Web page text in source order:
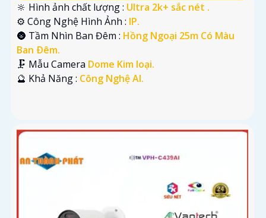
🔆 Hình ảnh chất lượng : Ultra 2k+ sắc nét .
⚙ Công Nghệ Hình Ảnh : IP.
🌚 Tầm Nhìn Ban Đêm : Hồng Ngoại 25m Có Màu
Ban Ðêm.
🗜️ Mẫu Camera Dome Kim loại.
️🔮 Khả Năng : Công Nghệ AI.